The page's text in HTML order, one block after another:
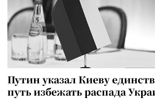
Путин указал Киеву
путь избежать распада